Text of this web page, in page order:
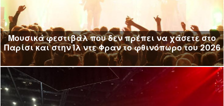
Μουσικά φεστιβάλ που δεν πρέπει να χάσετε στο
Παρίσι και στην Ίλ ντε Φραν το φθινόπωρο του 2026